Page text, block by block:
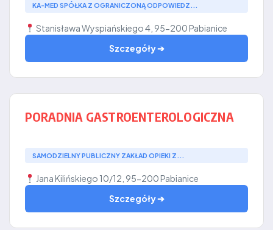
KA-MED SPÓŁKA Z OGRANICZONĄ ODPOWIEDZ...
Stanisława Wyspiańskiego 4, 95-200 Pabianice
Szczegóły ➔
PORADNIA GASTROENTEROLOGICZNA
SAMODZIELNY PUBLICZNY ZAKŁAD OPIEKI Z...
Jana Kilińskiego 10/12, 95-200 Pabianice
Szczegóły ➔